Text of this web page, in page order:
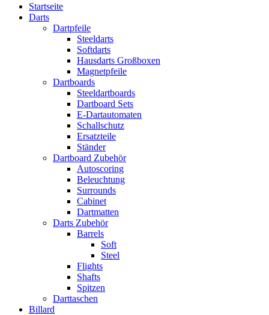
Startseite
Darts
Dartpfeile
Steeldarts
Softdarts
Hausdarts Großboxen
Magnetpfeile
Dartboards
Steeldartboards
Dartboard Sets
E-Dartautomaten
Schallschutz
Ersatzteile
Ständer
Dartboard Zubehör
Autoscoring
Beleuchtung
Surrounds
Cabinet
Dartmatten
Darts Zubehör
Barrels
Soft
Steel
Flights
Shafts
Spitzen
Darttaschen
Billard